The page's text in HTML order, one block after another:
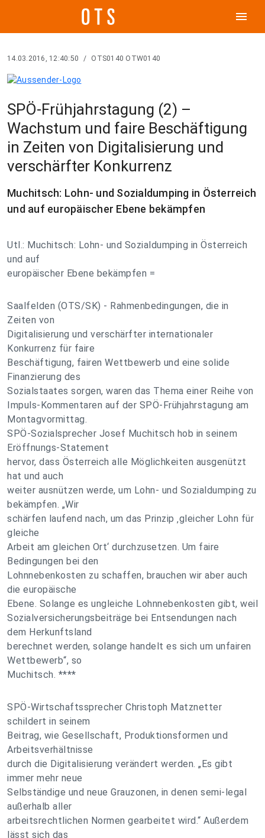
menu
14.03.2016, 12:40:50 / OTS0140 OTW0140
SPÖ-Frühjahrstagung (2) –
Wachstum und faire Beschäftigung
in Zeiten von Digitalisierung und
verschärfter Konkurrenz
Muchitsch: Lohn- und Sozialdumping in Österreich
und auf europäischer Ebene bekämpfen
Utl.: Muchitsch: Lohn- und Sozialdumping in Österreich
und auf
europäischer Ebene bekämpfen =
Saalfelden (OTS/SK) - Rahmenbedingungen, die in
Zeiten von
Digitalisierung und verschärfter internationaler
Konkurrenz für faire
Beschäftigung, fairen Wettbewerb und eine solide
Finanzierung des
Sozialstaates sorgen, waren das Thema einer Reihe von
Impuls-Kommentaren auf der SPÖ-Frühjahrstagung am
Montagvormittag.
SPÖ-Sozialsprecher Josef Muchitsch hob in seinem
Eröffnungs-Statement
hervor, dass Österreich alle Möglichkeiten ausgenützt
hat und auch
weiter ausnützen werde, um Lohn- und Sozialdumping zu
bekämpfen. „Wir
schärfen laufend nach, um das Prinzip ‚gleicher Lohn für
gleiche
Arbeit am gleichen Ort‘ durchzusetzen. Um faire
Bedingungen bei den
Lohnnebenkosten zu schaffen, brauchen wir aber auch
die europäische
Ebene. Solange es ungleiche Lohnnebenkosten gibt, weil
Sozialversicherungsbeiträge bei Entsendungen nach
dem Herkunftsland
berechnet werden, solange handelt es sich um unfairen
Wettbewerb“, so
Muchitsch. ****
SPÖ-Wirtschaftssprecher Christoph Matznetter
schildert in seinem
Beitrag, wie Gesellschaft, Produktionsformen und
Arbeitsverhältnisse
durch die Digitalisierung verändert werden. „Es gibt
immer mehr neue
Selbständige und neue Grauzonen, in denen semi-legal
außerhalb aller
arbeitsrechtlichen Normen gearbeitet wird.“ Außerdem
lässt sich das